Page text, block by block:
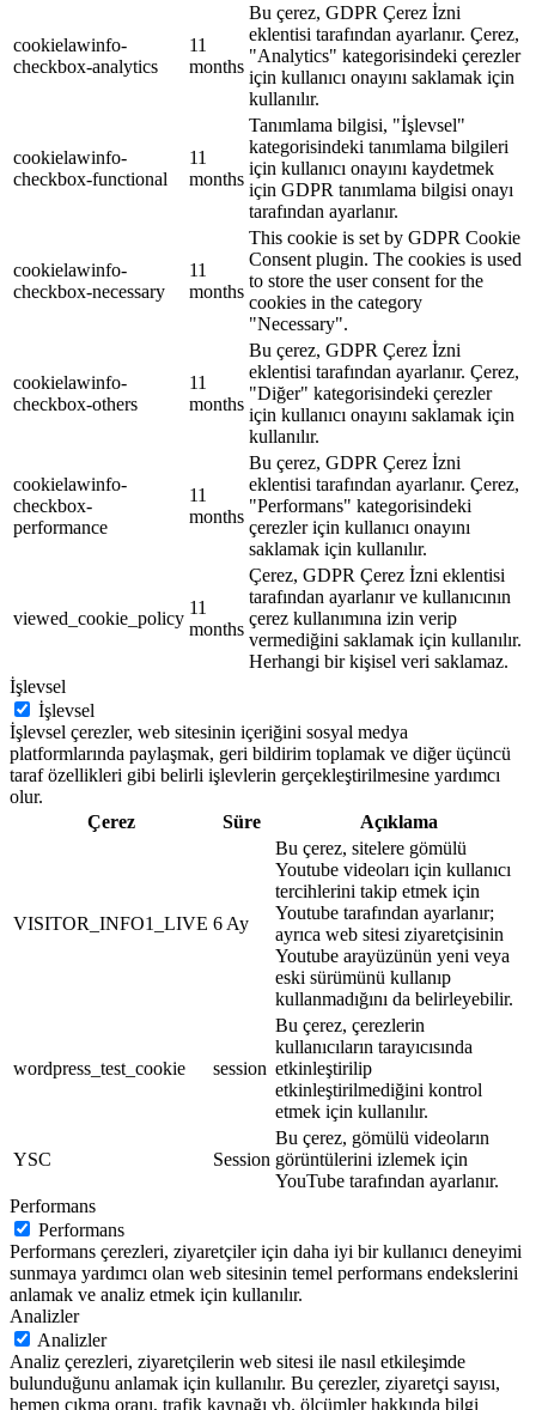
cookielawinfo-
checkbox-analytics
11
months
Bu çerez, GDPR Çerez İzni
eklentisi tarafından ayarlanır. Çerez,
"Analytics" kategorisindeki çerezler
için kullanıcı onayını saklamak için
kullanılır.
cookielawinfo-
checkbox-functional
11
months
Tanımlama bilgisi, "İşlevsel"
kategorisindeki tanımlama bilgileri
için kullanıcı onayını kaydetmek
için GDPR tanımlama bilgisi onayı
tarafından ayarlanır.
cookielawinfo-
checkbox-necessary
11
months
This cookie is set by GDPR Cookie
Consent plugin. The cookies is used
to store the user consent for the
cookies in the category
"Necessary".
cookielawinfo-
checkbox-others
11
months
Bu çerez, GDPR Çerez İzni
eklentisi tarafından ayarlanır. Çerez,
"Diğer" kategorisindeki çerezler
için kullanıcı onayını saklamak için
kullanılır.
cookielawinfo-
checkbox-
performance
11
months
Bu çerez, GDPR Çerez İzni
eklentisi tarafından ayarlanır. Çerez,
"Performans" kategorisindeki
çerezler için kullanıcı onayını
saklamak için kullanılır.
viewed_cookie_policy
11
months
Çerez, GDPR Çerez İzni eklentisi
tarafından ayarlanır ve kullanıcının
çerez kullanımına izin verip
vermediğini saklamak için kullanılır.
Herhangi bir kişisel veri saklamaz.
İşlevsel
İşlevsel
İşlevsel çerezler, web sitesinin içeriğini sosyal medya
platformlarında paylaşmak, geri bildirim toplamak ve diğer üçüncü
taraf özellikleri gibi belirli işlevlerin gerçekleştirilmesine yardımcı
olur.
Çerez
Süre Açıklama
VISITOR_INFO1_LIVE 6 Ay
Bu çerez, sitelere gömülü
Youtube videoları için kullanıcı
tercihlerini takip etmek için
Youtube tarafından ayarlanır;
ayrıca web sitesi ziyaretçisinin
Youtube arayüzünün yeni veya
eski sürümünü kullanıp
kullanmadığını da belirleyebilir.
wordpress_test_cookie session
Bu çerez, çerezlerin
kullanıcıların tarayıcısında
etkinleştirilip
etkinleştirilmediğini kontrol
etmek için kullanılır.
YSC Session
Bu çerez, gömülü videoların
görüntülerini izlemek için
YouTube tarafından ayarlanır.
Performans
Performans
Performans çerezleri, ziyaretçiler için daha iyi bir kullanıcı deneyimi
sunmaya yardımcı olan web sitesinin temel performans endekslerini
anlamak ve analiz etmek için kullanılır.
Analizler
Analizler
Analiz çerezleri, ziyaretçilerin web sitesi ile nasıl etkileşimde
bulunduğunu anlamak için kullanılır. Bu çerezler, ziyaretçi sayısı,
hemen çıkma oranı, trafik kaynağı vb. ölçümler hakkında bilgi